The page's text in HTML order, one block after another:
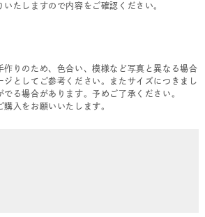
たしますので内容をご確認ください。
りのため、色合い、模様など写真と異なる場合
ジとしてご参考ください。またサイズにつきまし
る場合があります。予めご了承ください。
購入をお願いいたします。